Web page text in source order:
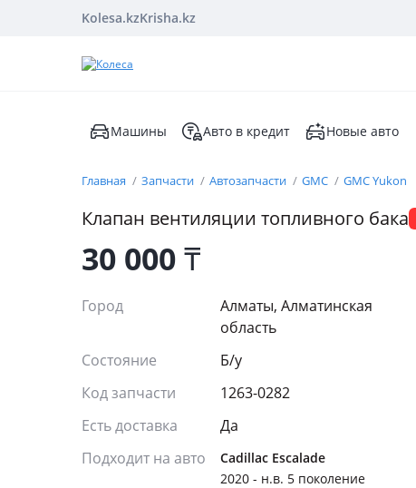
Kolesa.kzKrisha.kz
Машины Авто в кредит Новые авто
Главная Запчасти Автозапчасти GMC GMC Yukon
Клапан вентиляции топливного бака
30 000₸
Город
Алматы, Алматинская
область
Состояние
Б/y
Код запчасти
1263-0282
Есть доставка
Да
Подходит на авто
Cadillac Escalade
2020 - н.в. 5 поколение